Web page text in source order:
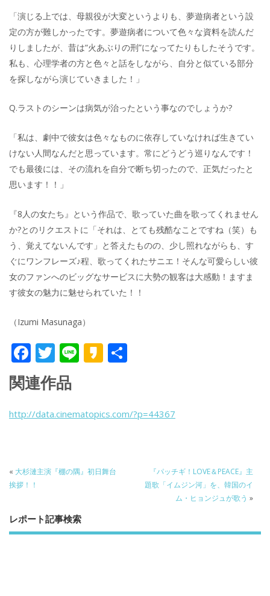
「演じる上では、母親役が大変というよりも、夢遊病者という設
定の方が難しかったです。夢遊病者について色々な資料を読んだ
りしましたが、昔は“火あぶりの刑”になってたりもしたそうです。
私も、心理学者の方と色々と話をしながら、自分と似ている部分
を探しながら演じていきました！」
Q.ラストのシーンは病気が治ったという事なのでしょうか?
「私は、劇中で彼女は色々なものに依存していなければ生きてい
けない人間なんだと思っています。常にどうどう巡りなんです！
でも最後には、その流れを自分で断ち切ったので、正気だったと
思います！！」
『8人の女たち』という作品で、歌っていた曲を歌ってくれません
か?とのリクエストに「それは、とても残酷なことですね（笑）も
う、覚えてないんです」と答えたものの、少し照れながらも、す
ぐにワンフレーズ♪程、歌ってくれたサニエ！そんな可愛らしい彼
女のファンへのビッグなサービスに大勢の観客は大感動！ますま
す彼女の魅力に魅せられていた！！
（Izumi Masunaga）
F
ac
e
b
k
T
w
itt
er
Li K
a
関連作品
http://data.cinematopics.com/?p=44367
« 大杉漣主演『棚の隅』初日舞台
挨拶！！
『パッチギ！LOVE＆PEACE』主
題歌「イムジン河」を、韓国のイ
ム・ヒョンジュが歌う »
レポート記事検索